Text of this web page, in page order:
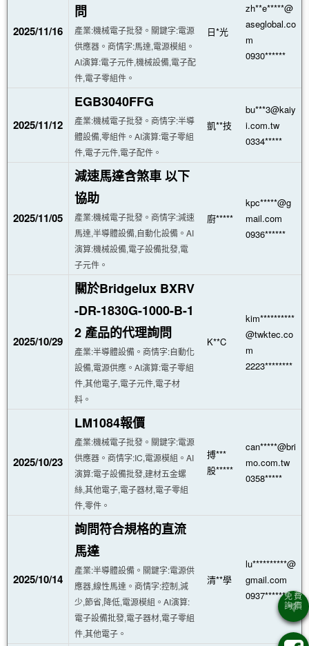
2025/11/16
問
產業:機械電子批發。關鍵字:電源
供應器。商情字:馬達,電源模組。
AI演算:電子元件,機械設備,電子配
件,電子零組件。
日*光
zh**e*****@
aseglobal.co
m
0930******
2025/11/12
EGB3040FFG
產業:機械電子批發。商情字:半導
體設備,零組件。AI演算:電子零組
件,電子元件,電子配件。
凱**技
bu***3@kaiy
i.com.tw
0334*****
2025/11/05
減速馬達含煞車 以下
協助
產業:機械電子批發。商情字:減速
馬達,半導體設備,自動化設備。AI
演算:機械設備,電子設備批發,電
子元件。
廚*****
kpc*****@g
mail.com
0936******
2025/10/29
關於Bridgelux BXRV
-DR-1830G-1000-B-1
2 產品的代理詢問
產業:半導體設備。商情字:自動化
設備,電源供應。AI演算:電子零組
件,其他電子,電子元件,電子材
料。
K**C
kim**********
@twktec.co
m
2223********
2025/10/23
LM1084報價
產業:機械電子批發。關鍵字:電源
供應器。商情字:IC,電源模組。AI
演算:電子設備批發,建材五金螺
絲,其他電子,電子器材,電子零組
件,零件。
搏***
股*****
can*****@bri
mo.com.tw
0358*****
2025/10/14
詢問符合規格的直流
馬達
產業:半導體設備。關鍵字:電源供
應器,線性馬達。商情字:控制,減
少,節省,降低,電源模組。AI演算:
電子設備批發,電子器材,電子零組
件,其他電子。
清**學
lu**********@
gmail.com
0937******